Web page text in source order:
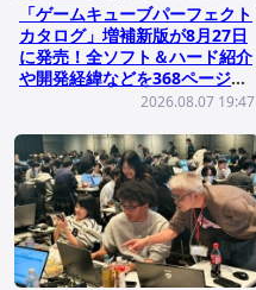
「ゲームキューブパーフェクト
カタログ」増補新版が8月27日
に発売！全ソフト＆ハード紹介
や開発経緯などを368ページの
大ボリュームで掲載2026.08.07 19:47